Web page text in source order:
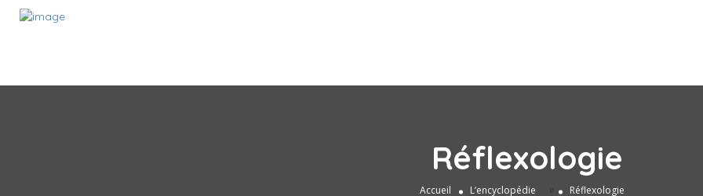
Réflexologie
Accueil L’encyclopédie Réflexologie